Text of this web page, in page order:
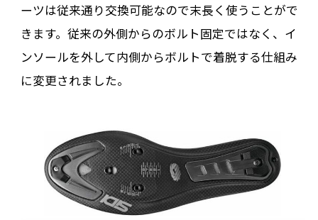
ーツは従来通り交換可能なので末長く使うことがで
きます。従来の外側からのボルト固定ではなく、イ
ンソールを外して内側からボルトで着脱する仕組み
に変更されました。